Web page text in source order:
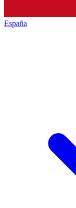
España